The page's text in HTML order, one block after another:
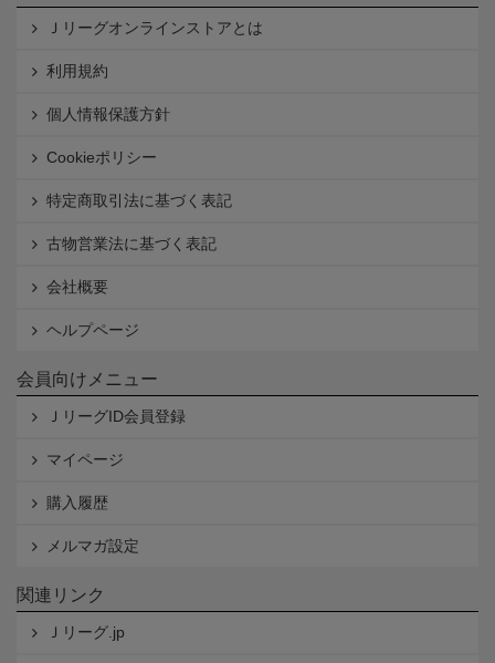
Ｊリーグオンラインストアとは
利用規約
個人情報保護方針
Cookieポリシー
特定商取引法に基づく表記
古物営業法に基づく表記
会社概要
ヘルプページ
会員向けメニュー
ＪリーグID会員登録
マイページ
購入履歴
メルマガ設定
関連リンク
Ｊリーグ.jp